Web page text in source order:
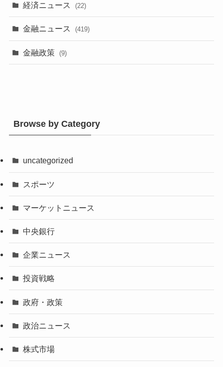
経済ニュース (22)
金融ニュース (419)
金融政策 (9)
Browse by Category
uncategorized
スポーツ
マーケットニュース
中央銀行
企業ニュース
投資戦略
政府・政策
政治ニュース
株式市場